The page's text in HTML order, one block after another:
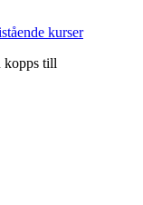
kurser
kopps till